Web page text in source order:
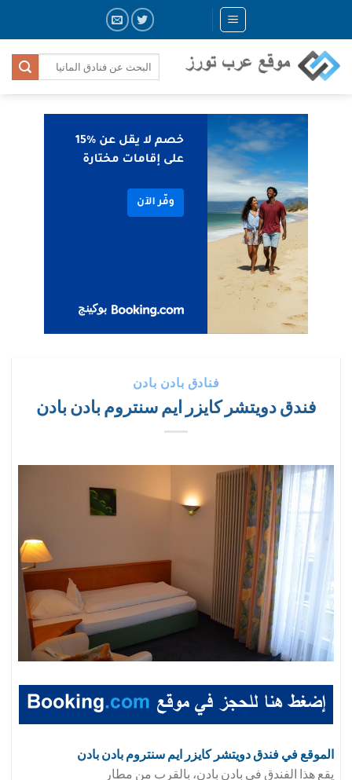
content
فنادق بادن بادن
فندق دويتشر كايزر ايم سنتروم بادن بادن
الموقع في فندق دويتشر كايزر ايم سنتروم بادن بادن
يقع هذا الفندق في بادن بادن، بالقرب من مطار